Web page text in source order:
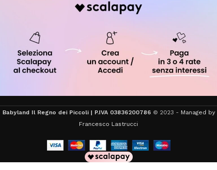
Babyland Il Regno dei Piccoli | P.IVA 03836200786 © 2023 - Managed by
Francesco Lastrucci